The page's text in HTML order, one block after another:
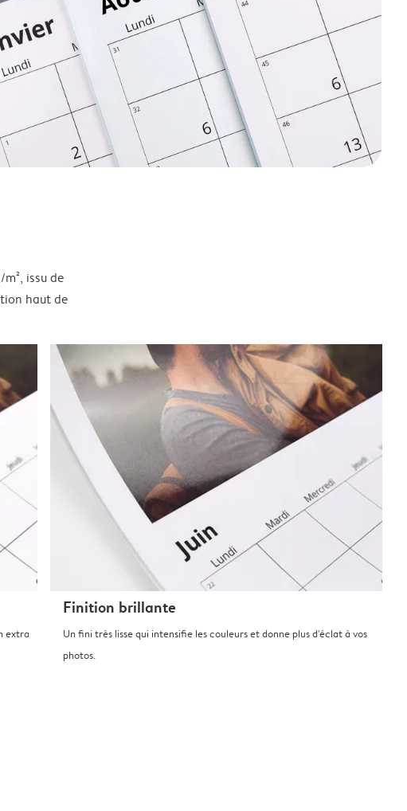
issu de
haut de
extra
Finition brillante
Un fini très lisse qui intensifie les couleurs et donne plus d'éclat à vos
photos.